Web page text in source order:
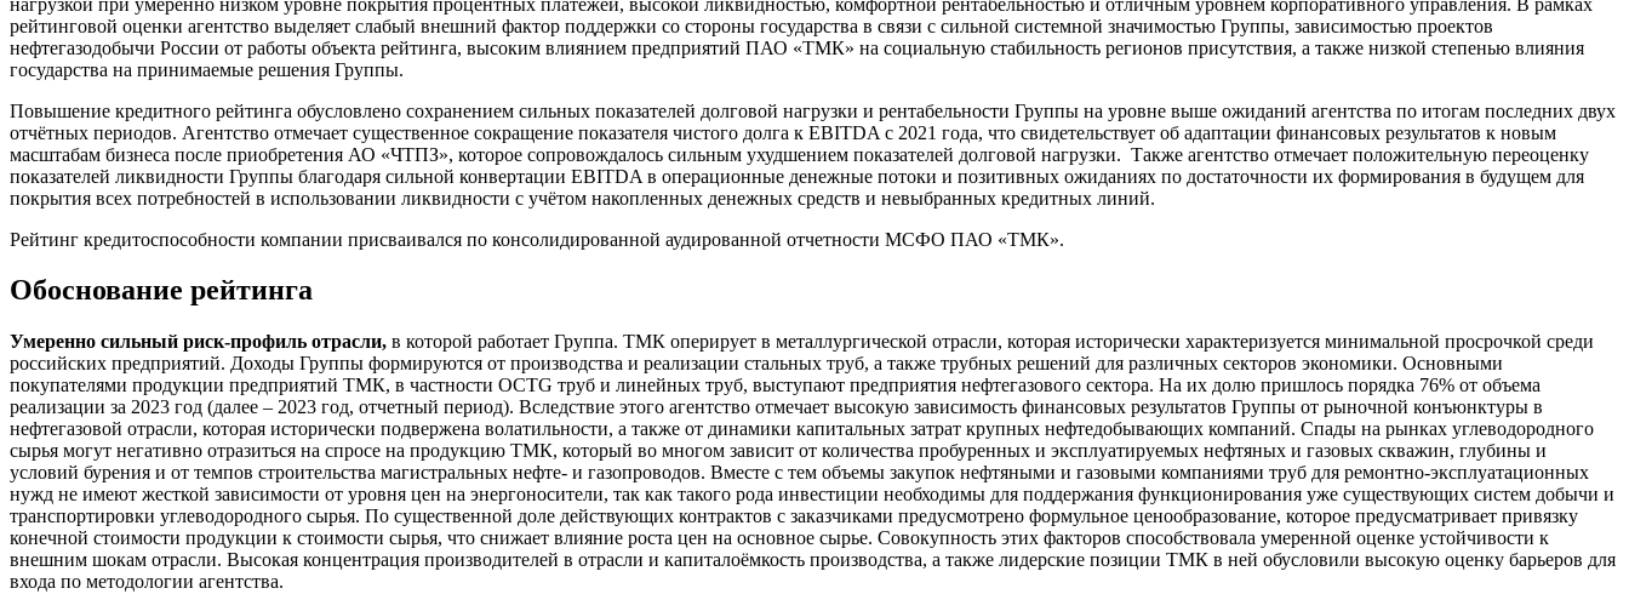
рейтинговой оценки агентство выделяет слабый внешний фактор поддержки со стороны государства в связи с сильной системной значимостью Группы, зависимостью проектов
нефтегазодобычи России от работы объекта рейтинга, высоким влиянием предприятий ПАО «ТМК» на социальную стабильность регионов присутствия, а также низкой степенью влияния
государства на принимаемые решения Группы.
Повышение кредитного рейтинга обусловлено сохранением сильных показателей долговой нагрузки и рентабельности Группы на уровне выше ожиданий агентства по итогам последних двух
отчётных периодов. Агентство отмечает существенное сокращение показателя чистого долга к EBITDA с 2021 года, что свидетельствует об адаптации финансовых результатов к новым
масштабам бизнеса после приобретения АО «ЧТПЗ», которое сопровождалось сильным ухудшением показателей долговой нагрузки. Также агентство отмечает положительную переоценку
показателей ликвидности Группы благодаря сильной конвертации EBITDA в операционные денежные потоки и позитивных ожиданиях по достаточности их формирования в будущем для
покрытия всех потребностей в использовании ликвидности с учётом накопленных денежных средств и невыбранных кредитных линий.
Рейтинг кредитоспособности компании присваивался по консолидированной аудированной отчетности МСФО ПАО «ТМК».
Обоснование рейтинга
Умеренно сильный риск-профиль отрасли, в которой работает Группа. ТМК оперирует в металлургической отрасли, которая исторически характеризуется минимальной просрочкой среди
российских предприятий. Доходы Группы формируются от производства и реализации стальных труб, а также трубных решений для различных секторов экономики. Основными
покупателями продукции предприятий ТМК, в частности OCTG труб и линейных труб, выступают предприятия нефтегазового сектора. На их долю пришлось порядка 76% от объема
реализации за 2023 год (далее – 2023 год, отчетный период). Вследствие этого агентство отмечает высокую зависимость финансовых результатов Группы от рыночной конъюнктуры в
нефтегазовой отрасли, которая исторически подвержена волатильности, а также от динамики капитальных затрат крупных нефтедобывающих компаний. Спады на рынках углеводородного
сырья могут негативно отразиться на спросе на продукцию ТМК, который во многом зависит от количества пробуренных и эксплуатируемых нефтяных и газовых скважин, глубины и
условий бурения и от темпов строительства магистральных нефте- и газопроводов. Вместе с тем объемы закупок нефтяными и газовыми компаниями труб для ремонтно-эксплуатационных
нужд не имеют жесткой зависимости от уровня цен на энергоносители, так как такого рода инвестиции необходимы для поддержания функционирования уже существующих систем добычи и
транспортировки углеводородного сырья. По существенной доле действующих контрактов с заказчиками предусмотрено формульное ценообразование, которое предусматривает привязку
конечной стоимости продукции к стоимости сырья, что снижает влияние роста цен на основное сырье. Совокупность этих факторов способствовала умеренной оценке устойчивости к
внешним шокам отрасли. Высокая концентрация производителей в отрасли и капиталоёмкость производства, а также лидерские позиции ТМК в ней обусловили высокую оценку барьеров для
входа по методологии агентства.